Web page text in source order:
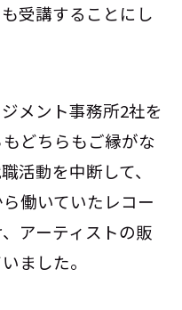
受講することにし
メント事務所2社を
どちらもご縁がな
動を中断して、
働いていたレコー
アーティストの販
ました。